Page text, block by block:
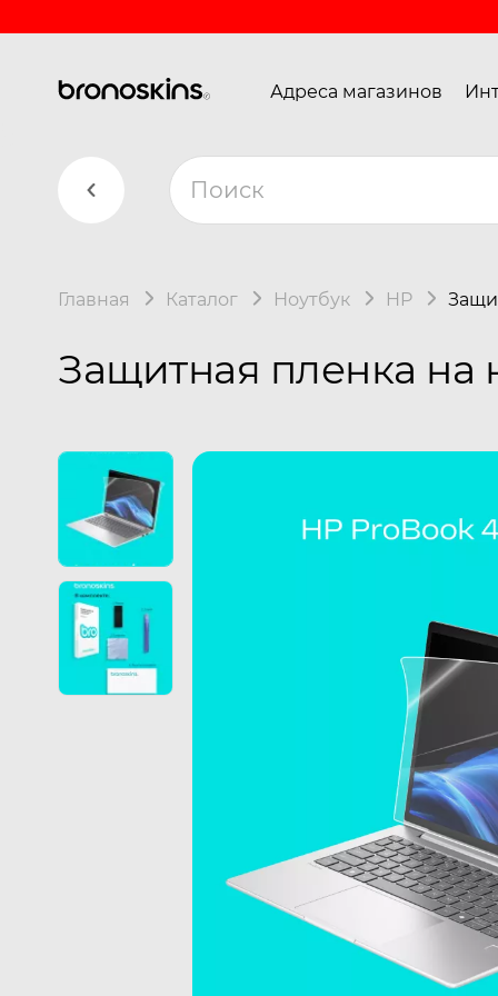
Адреса магазинов
Главная Каталог Ноутбук HP
Защитная пленка на